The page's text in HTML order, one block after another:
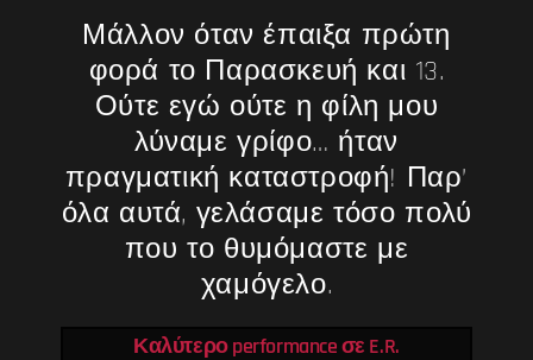
Μάλλον όταν έπαιξα πρώτη
φορά το Παρασκευή και 13.
Ούτε εγώ ούτε η φίλη μου
λύναμε γρίφο… ήταν
πραγματική καταστροφή! Παρ’
όλα αυτά, γελάσαμε τόσο πολύ
που το θυμόμαστε με
χαμόγελο.
Καλύτερο performance σε E.R.